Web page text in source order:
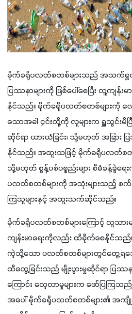
မိုက်ခရိုပလတ်စတစ်များသည် အသက်ရှူလ
ပြဿနာများကို ဖြစ်ပေါ်စေပြီး လူ့ကျန်
နိုင်သည်။ မိုက်ခရိုပလတ်စတစ်များ
သောအခါ ၄င်းတို့ကို လူများက ရှူသွင်းမိ
ဆိုင်ရာ ယားယံခြင်း၊ သို့မဟုတ် အခြား ပ
နိုင်သည်။ အထူးသဖြင့် မိုက်ခရိုပလတ်စတ
သို့မဟုတ် စွန့်ပစ်ပစ္စည်းများ စီမံခန့်ခွဲရ
ပလတ်စတစ်များကို အသုံးများသည့် စ
ကြသူများနှင့် အထူးသက်ဆိုင်သည်။
မိုက်ခရိုပလတ်စတစ်များကြောင့် လူသားမျ
ကျန်းမာရေးကိုလည်း ထိခိုက်စေနိုင်သည်။
ကဲ့သို့သော ပလတ်စတစ်များတွင်တွေ့ရသေ
ထိတွေ့ခြင်းသည် မျိုးပွားမှုဆိုင်ရာ ပြဿန
ကြောင်း လေ့လာမှုများက ဖော်ပြကြသည်။
အပေါ် မိုက်ခရိုပလတ်စတစ်များ၏ အက